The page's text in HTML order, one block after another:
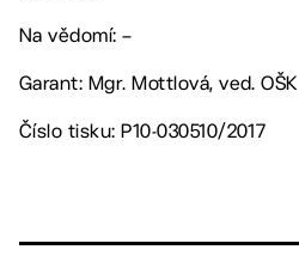
Na vědomí: –
Garant: Mgr. Mottlová, ved. OŠK
Číslo tisku: P10-030510/2017